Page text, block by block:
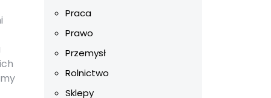
Praca
Prawo
Przemysł
Rolnictwo
Sklepy